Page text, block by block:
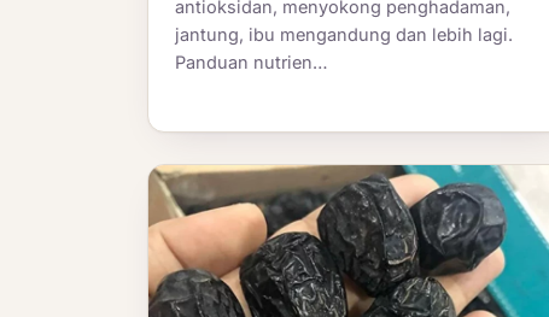
antioksidan, menyokong penghadaman,
jantung, ibu mengandung dan lebih lagi.
Panduan nutrien…